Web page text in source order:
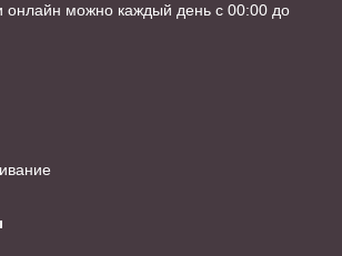
онлайн можно каждый день с 00:00 до